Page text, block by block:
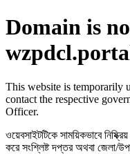
Domain is
This website is temporarily
contact the respective
Officer.
ওয়েবসাইটটিকে সাময়িকভাবে
করে সংশ্লিষ্ট দপ্তর অথবা জেলা/